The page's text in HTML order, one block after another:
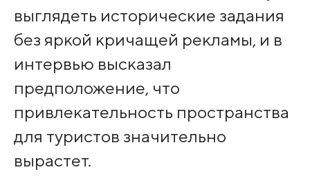
выглядеть исторические задания
без яркой кричащей рекламы, и в
интервью высказал
предположение, что
привлекательность пространства
для туристов значительно
вырастет.